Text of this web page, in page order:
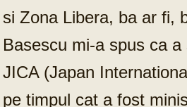
si Zona Libera, ba ar fi,
Basescu mi-a spus ca
JICA (Japan
pe timpul cat a fost